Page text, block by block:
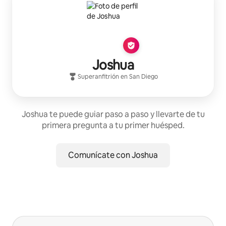
Joshua
Superanfitrión en San Diego
Joshua te puede guiar paso a paso y llevarte de tu
primera pregunta a tu primer huésped.
Comunícate con Joshua